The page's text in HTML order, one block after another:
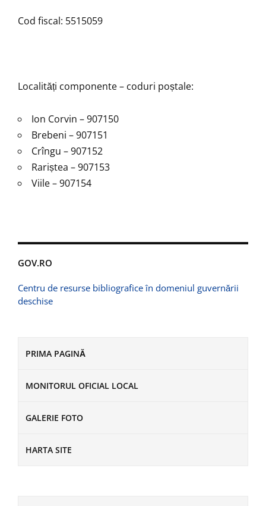
GOV.RO
Centru de resurse bibliografice în domeniul guvernării
deschise
PRIMA PAGINĂ
MONITORUL OFICIAL LOCAL
GALERIE FOTO
HARTA SITE
Cod fiscal: 5515059
Localități componente – coduri poștale:
Ion Corvin – 907150
Brebeni – 907151
Crîngu – 907152
Rariștea – 907153
Viile – 907154